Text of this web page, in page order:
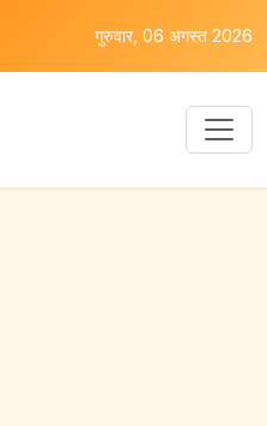
गुरुवार, 06 अगस्त 2026